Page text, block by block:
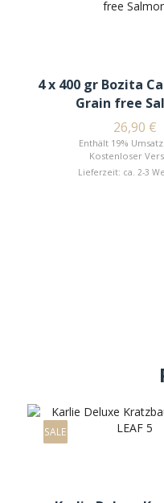
4 x 400 gr Bozita
Grain free
26,90 €
Enthält 19%
Kostenloser
Lieferzeit: ca. 2-3
SALE